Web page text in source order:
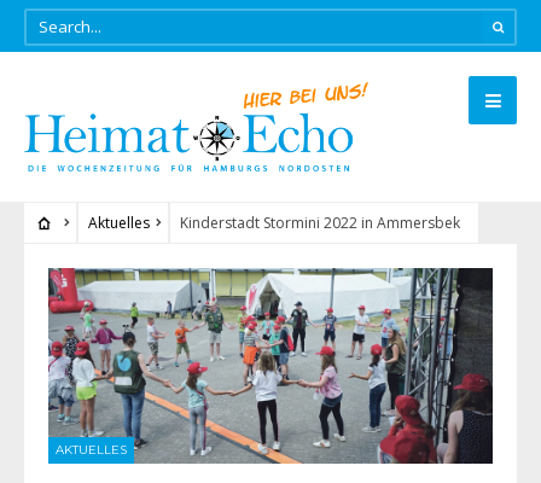
Aktuelles Kinderstadt Stormini 2022 in Ammersbek
AKTUELLES